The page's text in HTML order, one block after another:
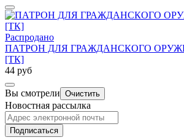
Распродано
ПАТРОН ДЛЯ ГРАЖДАНСКОГО
[ТК]
44 руб
Вы смотрели Очистить
Новостная рассылка
Подписаться